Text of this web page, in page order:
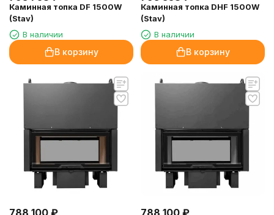
Каминная топка DF 1500W
(Stav)
В наличии
В корзину
Каминная топка DHF 1500W
(Stav)
В наличии
В корзину
788 100 ₽ 788 100 ₽